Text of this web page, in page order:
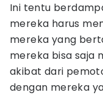
Ini tentu
mereka harus
mereka yang
mereka bisa saja
akibat dari
dengan mereka